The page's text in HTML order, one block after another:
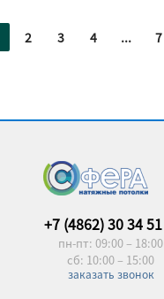
2 3 4 ... 7
+7 (4862) 30 34 51
пн-пт: 09:00 – 18:00
сб: 10:00 – 15:00
заказать звонок